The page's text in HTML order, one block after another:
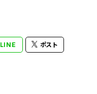
LINE ポスト